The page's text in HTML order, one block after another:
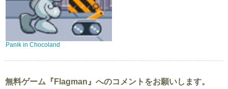
Panik in Chocoland
無料ゲーム『Flagman』へのコメントをお願いします。